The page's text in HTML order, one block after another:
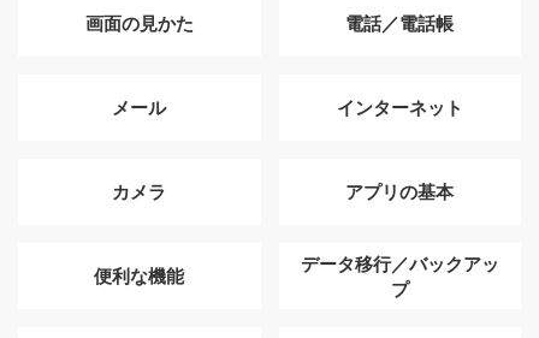
画面の見かた 電話／電話帳
メール インターネット
カメラ アプリの基本
便利な機能
データ移行／バックアッ
プ